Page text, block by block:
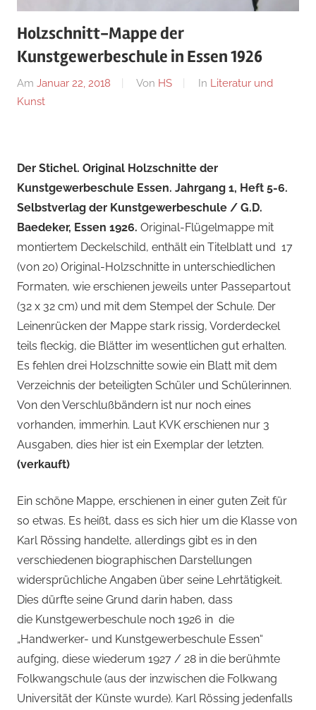
Holzschnitt-Mappe der
Kunstgewerbeschule in Essen 1926
Am Januar 22, 2018 Von HS In Literatur und
Kunst
Der Stichel. Original Holzschnitte der
Kunstgewerbeschule Essen. Jahrgang 1, Heft 5-6.
Selbstverlag der Kunstgewerbeschule / G.D.
Baedeker, Essen 1926. Original-Flügelmappe mit
montiertem Deckelschild, enthält ein Titelblatt und 17
(von 20) Original-Holzschnitte in unterschiedlichen
Formaten, wie erschienen jeweils unter Passepartout
(32 x 32 cm) und mit dem Stempel der Schule. Der
Leinenrücken der Mappe stark rissig, Vorderdeckel
teils fleckig, die Blätter im wesentlichen gut erhalten.
Es fehlen drei Holzschnitte sowie ein Blatt mit dem
Verzeichnis der beteiligten Schüler und Schülerinnen.
Von den Verschlußbändern ist nur noch eines
vorhanden, immerhin. Laut KVK erschienen nur 3
Ausgaben, dies hier ist ein Exemplar der letzten.
(verkauft)
Ein schöne Mappe, erschienen in einer guten Zeit für
so etwas. Es heißt, dass es sich hier um die Klasse von
Karl Rössing handelte, allerdings gibt es in den
verschiedenen biographischen Darstellungen
widersprüchliche Angaben über seine Lehrtätigkeit.
Dies dürfte seine Grund darin haben, dass
die Kunstgewerbeschule noch 1926 in die
„Handwerker- und Kunstgewerbeschule Essen“
aufging, diese wiederum 1927 / 28 in die berühmte
Folkwangschule (aus der inzwischen die Folkwang
Universität der Künste wurde). Karl Rössing jedenfalls